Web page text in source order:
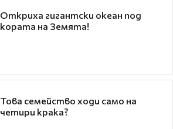
Откриха гигантски океан под
кората на Земята!
Това семейство ходи само на
четири крака?